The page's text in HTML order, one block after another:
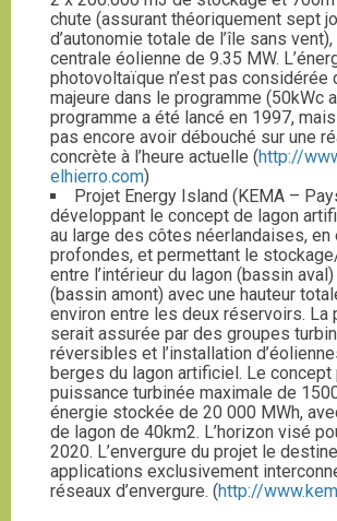
chute (assurant théoriquement sept
d’autonomie totale de l’île sans vent),
centrale éolienne de 9.35 MW.
photovoltaïque n’est pas considérée
majeure dans le programme (50kWc
programme a été lancé en 1997,
pas encore avoir débouché sur une
concrète à l’heure actuelle (http://
elhierro.com)
Projet Energy Island (KEMA –
développant le concept de lagon
au large des côtes néerlandaises, en
profondes, et permettant le
entre l’intérieur du lagon (bassin aval)
(bassin amont) avec une hauteur
environ entre les deux réservoirs. La
serait assurée par des groupes
réversibles et l’installation
berges du lagon artificiel. Le concept
puissance turbinée maximale de
énergie stockée de 20 000 MWh,
de lagon de 40km2. L’horizon visé
2020. L’envergure du projet le
applications exclusivement
réseaux d’envergure. (http://